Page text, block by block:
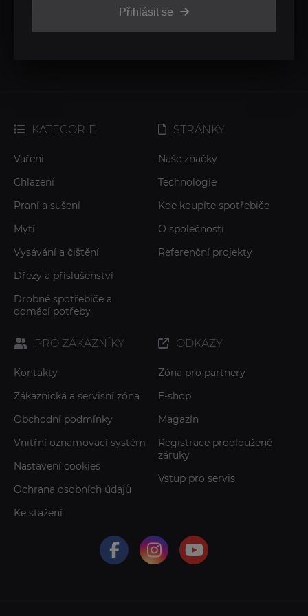
Přihlásit se
KATEGORIE
Vaření
Chlazení
Praní a sušení
Mytí
Vysávání a čištění
Dřezy a příslušenství
Drobné spotřebiče a
domácí potřeby
STRÁNKY
Naše značky
Technologie
Kde koupíte spotřebiče
O společnosti
Referenční projekty
PRO ZÁKAZNÍKY
Kontakty
Zákaznická a servisní zóna
Obchodní podmínky
Vnitřní oznamovací systém
Nastavení cookies
Ochrana osobních údajů
Ke stažení
ODKAZY
Zóna pro partnery
E-shop
Magazín
Registrace prodloužené
záruky
Vstup pro servis